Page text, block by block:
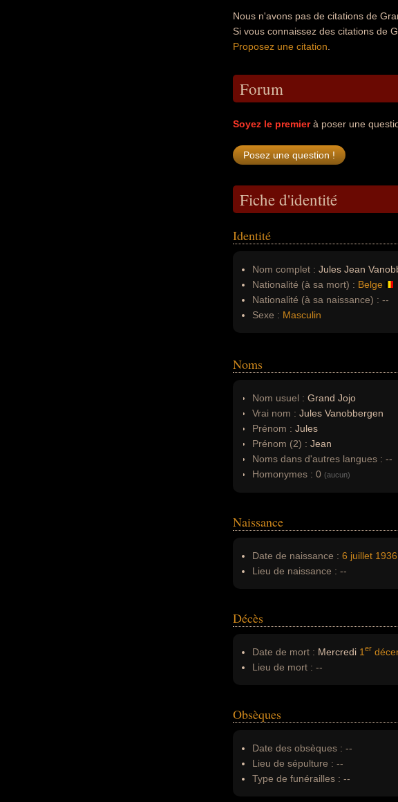
Nous n'avons pas de citations de
Si vous connaissez des citations de
Proposez une citation
Forum
Soyez le premierà poser une
Fiche d'identité
Identité
Nom complet : Jules Jean
Nationalité (à sa mort) : Belge
Nationalité (à sa naissance) : --
Sexe : Masculin
Noms
Nom usuel : Grand Jojo
Vrai nom : Jules Vanobbergen
Prénom : Jules
Prénom (2) : Jean
Noms dans d'autres langues : --
Homonymes : 0 (aucun)
Naissance
Date de naissance : 6 juillet 1936
Lieu de naissance : --
Décès
Date de mort : Mercredi 1 er
Lieu de mort : --
Obsèques
Date des obsèques : --
Lieu de sépulture : --
Type de funérailles : --